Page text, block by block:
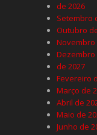
de 2026
Setembro
Outubro
Novembro
Dezembro
de 2027
Fevereiro
Março de
Abril de
Maio de
Junho de